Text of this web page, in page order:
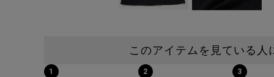
このアイテムを見ている人
1 2 3